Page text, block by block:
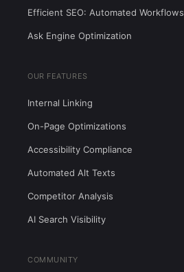
Efficient SEO: Automated Workflows
Ask Engine Optimization
OUR FEATURES
Internal Linking
On-Page Optimizations
Accessibility Compliance
Automated Alt Texts
Competitor Analysis
AI Search Visibility
COMMUNITY